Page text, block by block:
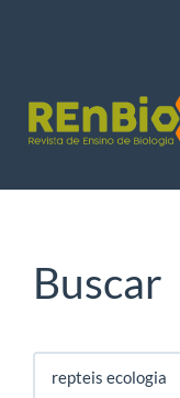
Barra
Lateral
Buscar
Pesquisar
termo